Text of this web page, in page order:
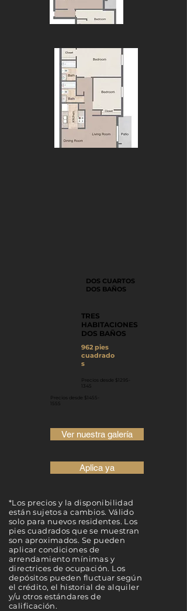
DOS CUARTOS
DOS BAÑOS
TRES
HABITACIONES
DOS BAÑOS
962 pies
cuadrado
s
Precios desde $1295-
1345
Precios desde $1455-
1555
Ver nuestra galería
Aplica ya
*Los precios y la disponibilidad
están sujetos a cambios. Válido
solo para nuevos residentes. Los
pies cuadrados que se muestran
son aproximados. Se pueden
aplicar condiciones de
arrendamiento mínimas y
directrices de ocupación. Los
depósitos pueden fluctuar según
el crédito, el historial de alquiler
y/u otros estándares de
calificación.